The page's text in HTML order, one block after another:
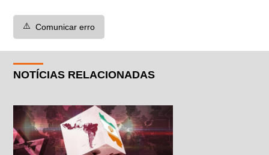
⚠️ Comunicar erro
NOTÍCIAS RELACIONADAS